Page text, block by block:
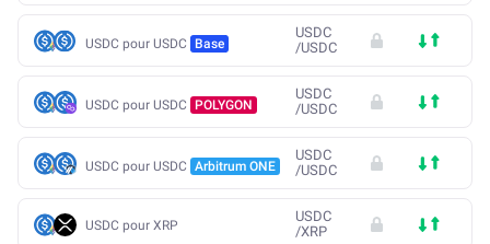
USDC pour USDC Base
USDC
/USDC
USDC pour USDC POLYGON
USDC
/USDC
USDC pour USDC Arbitrum ONE
USDC
/USDC
USDC pour XRP
USDC
/XRP